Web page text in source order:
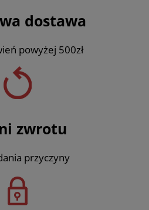
dostawa
powyżej 500zł
zwrotu
przyczyny